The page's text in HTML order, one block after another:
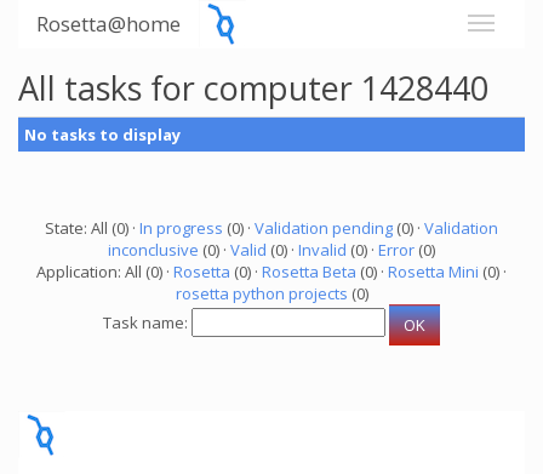
Rosetta@home
All tasks for computer 1428440
No tasks to display
State: All (0) · In progress (0) · Validation pending (0) · Validation
inconclusive (0) · Valid (0) · Invalid (0) · Error (0)
Application: All (0) · Rosetta (0) · Rosetta Beta (0) · Rosetta Mini (0) ·
rosetta python projects (0)
Task name: